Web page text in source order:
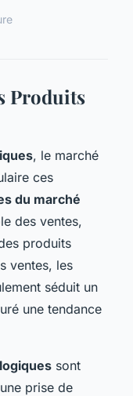
Produits
, le marché
ces
du marché
des ventes,
produits
ventes, les
séduit un
une tendance
sont
prise de